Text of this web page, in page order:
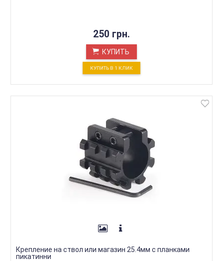
250 грн.
КУПИТЬ
КУПИТЬ В 1 КЛИК
Крепление на ствол или магазин 25.4мм с планками
пикатинни